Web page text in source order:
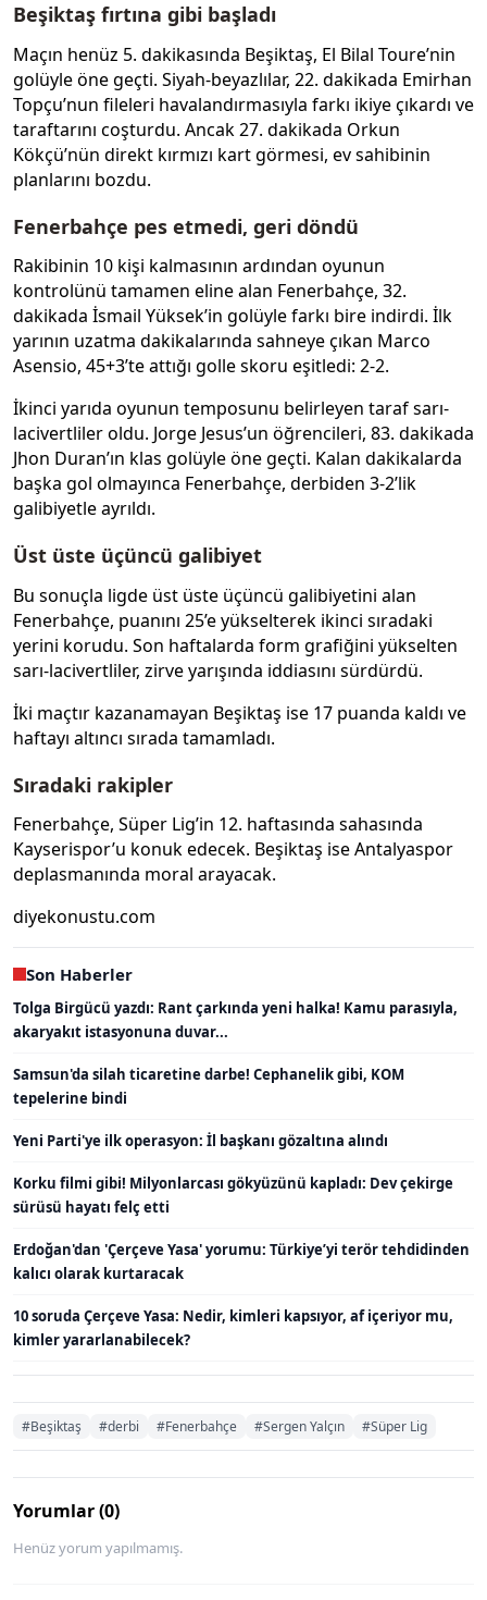
Beşiktaş fırtına gibi başladı
Maçın henüz 5. dakikasında Beşiktaş, El Bilal Toure’nin
golüyle öne geçti. Siyah-beyazlılar, 22. dakikada Emirhan
Topçu’nun fileleri havalandırmasıyla farkı ikiye çıkardı ve
taraftarını coşturdu. Ancak 27. dakikada Orkun
Kökçü’nün direkt kırmızı kart görmesi, ev sahibinin
planlarını bozdu.
Fenerbahçe pes etmedi, geri döndü
Rakibinin 10 kişi kalmasının ardından oyunun
kontrolünü tamamen eline alan Fenerbahçe, 32.
dakikada İsmail Yüksek’in golüyle farkı bire indirdi. İlk
yarının uzatma dakikalarında sahneye çıkan Marco
Asensio, 45+3’te attığı golle skoru eşitledi: 2-2.
İkinci yarıda oyunun temposunu belirleyen taraf sarı-
lacivertliler oldu. Jorge Jesus’un öğrencileri, 83. dakikada
Jhon Duran’ın klas golüyle öne geçti. Kalan dakikalarda
başka gol olmayınca Fenerbahçe, derbiden 3-2’lik
galibiyetle ayrıldı.
Üst üste üçüncü galibiyet
Bu sonuçla ligde üst üste üçüncü galibiyetini alan
Fenerbahçe, puanını 25’e yükselterek ikinci sıradaki
yerini korudu. Son haftalarda form grafiğini yükselten
sarı-lacivertliler, zirve yarışında iddiasını sürdürdü.
İki maçtır kazanamayan Beşiktaş ise 17 puanda kaldı ve
haftayı altıncı sırada tamamladı.
Sıradaki rakipler
Fenerbahçe, Süper Lig’in 12. haftasında sahasında
Kayserispor’u konuk edecek. Beşiktaş ise Antalyaspor
deplasmanında moral arayacak.
diyekonustu.com
Son Haberler
Tolga Birgücü yazdı: Rant çarkında yeni halka! Kamu parasıyla,
akaryakıt istasyonuna duvar...
Samsun'da silah ticaretine darbe! Cephanelik gibi, KOM
tepelerine bindi
Yeni Parti'ye ilk operasyon: İl başkanı gözaltına alındı
Korku filmi gibi! Milyonlarcası gökyüzünü kapladı: Dev çekirge
sürüsü hayatı felç etti
Erdoğan'dan 'Çerçeve Yasa' yorumu: Türkiye’yi terör tehdidinden
kalıcı olarak kurtaracak
10 soruda Çerçeve Yasa: Nedir, kimleri kapsıyor, af içeriyor mu,
kimler yararlanabilecek?
#Beşiktaş #derbi #Fenerbahçe #Sergen Yalçın #Süper Lig
Yorumlar (0)
Henüz yorum yapılmamış.